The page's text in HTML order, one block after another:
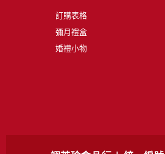
訂購表格
彌月禮盒
婚禮小物